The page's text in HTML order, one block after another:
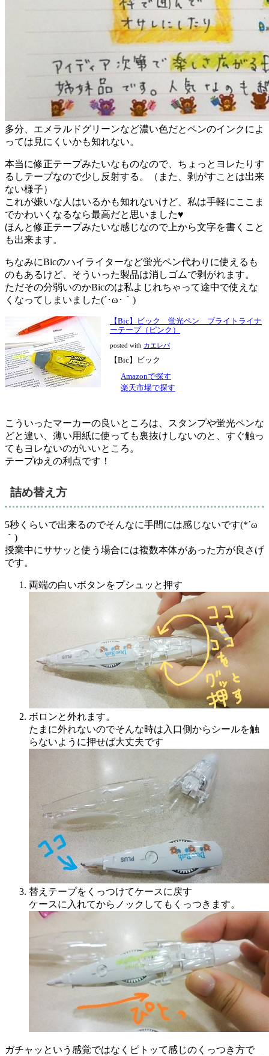
多分、エメラルドグリーンなど濃い色だとペンのインクによ
っては見にくいかも知れない。
本当に修正テープみたいなものなので、 ちょっとヨレたりす
るしテープなので少し反射する。
（また、剥がすことは出来
ない様子）
これが嫌いな人はいるかも知れないけど、私は手軽にここま
でかわいくなるなら最高だと思いました♥
ほんと修正テープみたいな感じなので上から文字を書くこと
も出来ます。
ちなみにBicのハイライターなど蛍光ペン代わりに使えるも
のもあるけど、そういった製品は消しゴムで剥がれます。
ただその分弱いのかBicのは私よじれちゃって途中で使えな
くなってしまいました(´･ω･｀)
【Bic】ビック 蛍光ペン ブライトライナ
ーテープ（ピンク）
posted with カエレバ
【Bic】ビック
Amazonで探す
楽天市場で探す
こういったマーカーの良いところは、スタンプや蛍光ペンな
どと違い、 薄い用紙に使っても裏抜けしないのと、すぐ触っ
てもヨレないのがいいところ。
テープゆえの利点です！
詰め替え方
5秒くらいで出来るのでそんなに手間には感じないです(*´ω
｀)
授業中にササッと使う場合には複数本体があった方が良さげ
です。
両端の白いボタンをプシュッと押す
ボロンと外れます。
たまに外れないのでそんな時は入口側からシールを触
らないように押せば大丈夫です
替えテープをくっつけてケースに戻す
ケースに入れてからノックしてもくっつきます。
ガチャッという感覚ではなくピトッて感じのくっつき方で